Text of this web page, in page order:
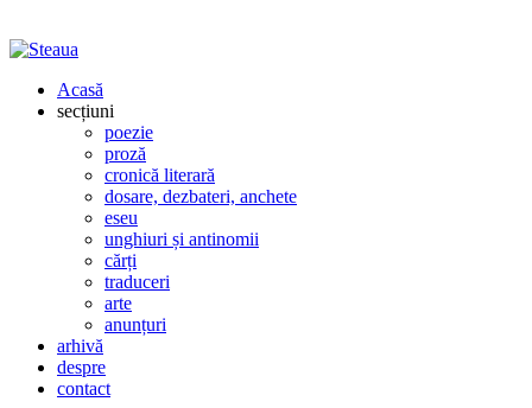
Acasă
secțiuni
poezie
proză
cronică literară
dosare, dezbateri, anchete
eseu
unghiuri și antinomii
cărți
traduceri
arte
anunțuri
arhivă
despre
contact